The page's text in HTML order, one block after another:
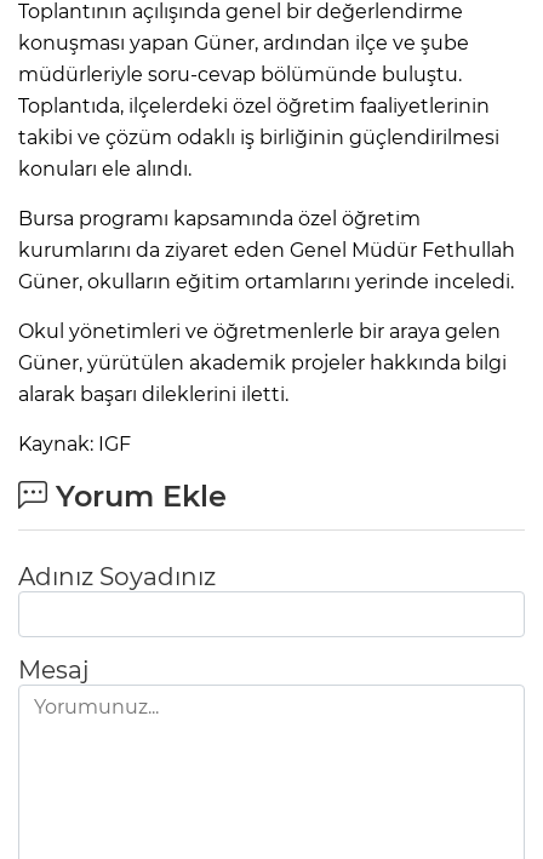
Toplantının açılışında genel bir değerlendirme
konuşması yapan Güner, ardından ilçe ve şube
müdürleriyle soru-cevap bölümünde buluştu.
Toplantıda, ilçelerdeki özel öğretim faaliyetlerinin
takibi ve çözüm odaklı iş birliğinin güçlendirilmesi
konuları ele alındı.
Bursa programı kapsamında özel öğretim
kurumlarını da ziyaret eden Genel Müdür Fethullah
Güner, okulların eğitim ortamlarını yerinde inceledi.
Okul yönetimleri ve öğretmenlerle bir araya gelen
Güner, yürütülen akademik projeler hakkında bilgi
alarak başarı dileklerini iletti.
Kaynak: IGF
Yorum Ekle
Adınız Soyadınız
Mesaj